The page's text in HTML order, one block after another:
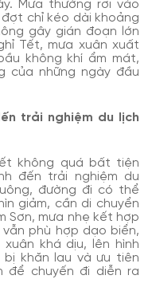
Mưa thường rơi vào
chỉ kéo dài khoảng
gây gián đoạn lớn
Tết, mưa xuân xuất
không khí ẩm mát,
của những ngày đầu
trải nghiệm du lịch
không quá bất tiện
đến trải nghiệm du
đường đi có thể
giảm, cần di chuyển
Sơn, mưa nhẹ kết hợp
phù hợp dạo biển,
khá dịu, lên hình
bị khăn lau và ưu tiên
để chuyến đi diễn ra